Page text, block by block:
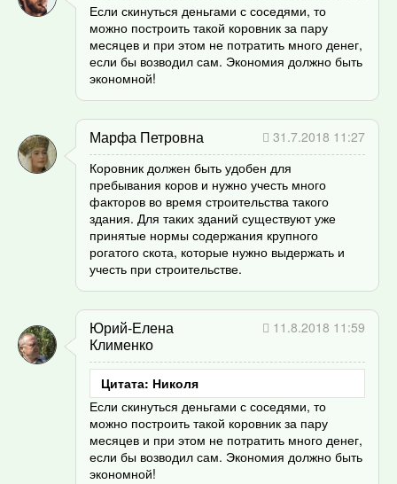
Если скинуться деньгами с соседями, то
можно построить такой коровник за пару
месяцев и при этом не потратить много денег,
если бы возводил сам. Экономия должно быть
экономной!
Марфа Петровна
31.7.2018 11:27
Коровник должен быть удобен для
пребывания коров и нужно учесть много
факторов во время строительства такого
здания. Для таких зданий существуют уже
принятые нормы содержания крупного
рогатого скота, которые нужно выдержать и
учесть при строительстве.
Юрий-Елена
Клименко
11.8.2018 11:59
Цитата: Николя
Если скинуться деньгами с соседями, то
можно построить такой коровник за пару
месяцев и при этом не потратить много денег,
если бы возводил сам. Экономия должно быть
экономной!